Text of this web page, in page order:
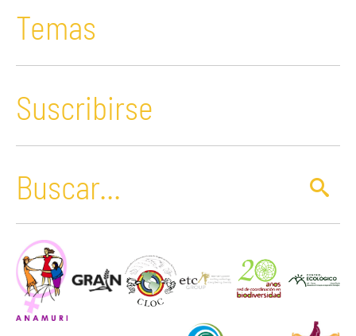
Temas
Suscribirse